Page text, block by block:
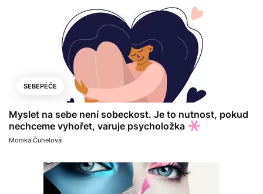
SEBEPÉČE
Myslet na sebe není sobeckost. Je to nutnost, pokud
nechceme vyhořet, varuje psycholožka
Monika Čuhelová